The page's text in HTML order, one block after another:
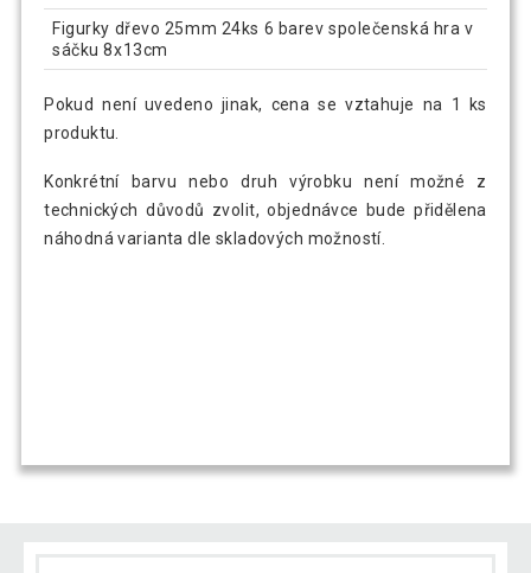
Figurky dřevo 25mm 24ks 6 barev společenská hra v
sáčku 8x13cm
Pokud není uvedeno jinak, cena se vztahuje na 1 ks
produktu.
Konkrétní barvu nebo druh výrobku není možné z
technických důvodů zvolit, objednávce bude přidělena
náhodná varianta dle skladových možností.